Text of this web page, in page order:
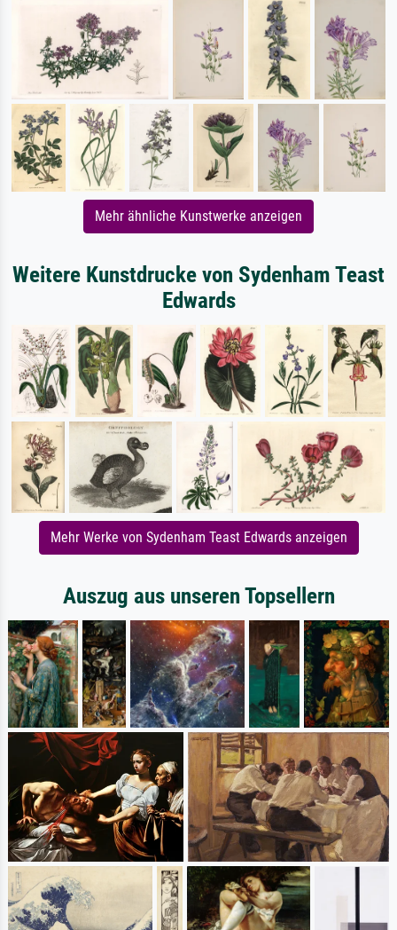
Mehr ähnliche Kunstwerke anzeigen
Weitere Kunstdrucke von Sydenham Teast
Edwards
Mehr Werke von Sydenham Teast Edwards anzeigen
Auszug aus unseren Topsellern